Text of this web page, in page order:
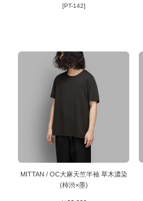
[PT-142]
MITTAN / OC大麻天竺半袖 草木濃染
(柿渋×墨)